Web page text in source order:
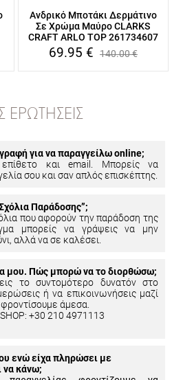
Ανδρικό Μποτάκι Δερμάτινο
Σε Χρώμα Μαύρο CLARKS
CRAFT ARLO TOP 261734607
69.95 € 140.00€
ΕΡΩΤΉΣΕΙΣ
για να παραγγείλω online;
και email. Μπορείς να
σου και σαν απλός επισκέπτης.
Παράδοσης”;
που αφορούν την παράδοση της
μπορείς να γράψεις να μην
αλλά να σε καλέσει.
μου. Πώς μπορώ να το διορθώσω;
το συντομότερο δυνατόν στο
ή να επικοινωνήσεις μαζί
άμεσα.
+30 210 4971113
ενώ είχα πληρώσει με
να κάνω;